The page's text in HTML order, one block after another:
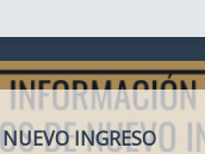
INGRESO